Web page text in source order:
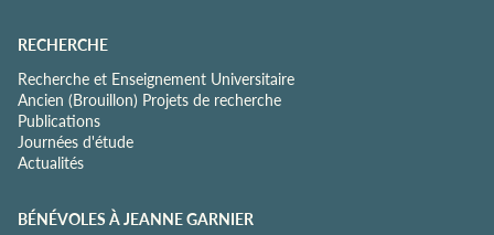
RECHERCHE
Recherche et Enseignement Universitaire
Ancien (Brouillon) Projets de recherche
Publications
Journées d'étude
Actualités
BÉNÉVOLES À JEANNE GARNIER